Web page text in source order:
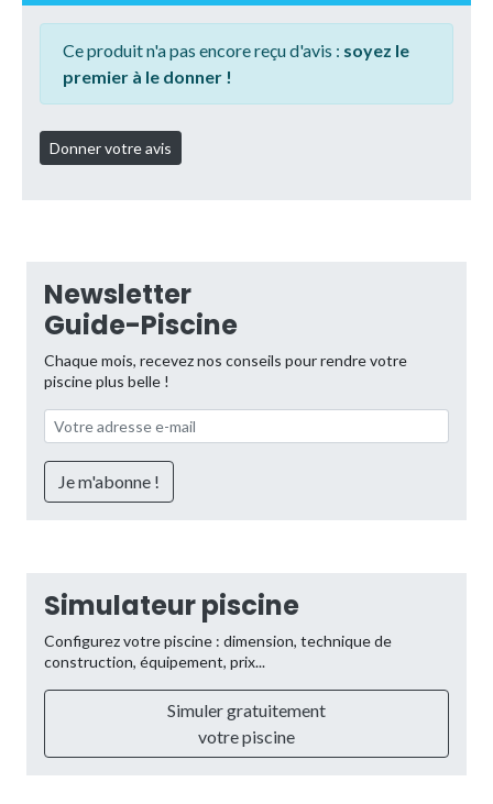
Ce produit n'a pas encore reçu d'avis : soyez le
premier à le donner !
Newsletter
Guide-Piscine
Chaque mois, recevez nos conseils pour rendre votre
piscine plus belle !
Simulateur piscine
Configurez votre piscine : dimension, technique de
construction, équipement, prix...
Simuler gratuitement
votre piscine